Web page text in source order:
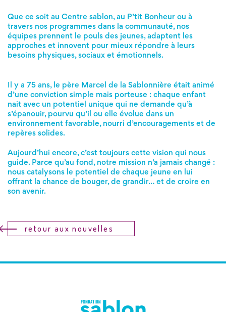
Que ce soit au Centre sablon, au P’tit Bonheur ou à
travers nos programmes dans la communauté, nos
équipes prennent le pouls des jeunes, adaptent les
approches et innovent pour mieux répondre à leurs
besoins physiques, sociaux et émotionnels.
Il y a 75 ans, le père Marcel de la Sablonnière était animé
d’une conviction simple mais porteuse : chaque enfant
nait avec un potentiel unique qui ne demande qu’à
s’épanouir, pourvu qu’il ou elle évolue dans un
environnement favorable, nourri d’encouragements et de
repères solides.
Aujourd’hui encore, c’est toujours cette vision qui nous
guide. Parce qu’au fond, notre mission n’a jamais changé :
nous catalysons le potentiel de chaque jeune en lui
offrant la chance de bouger, de grandir… et de croire en
son avenir.
retour aux nouvelles